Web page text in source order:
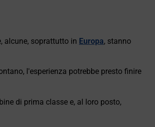
alcune, soprattutto in Europa, stanno
l'esperienza potrebbe presto finire
di prima classe e, al loro posto,